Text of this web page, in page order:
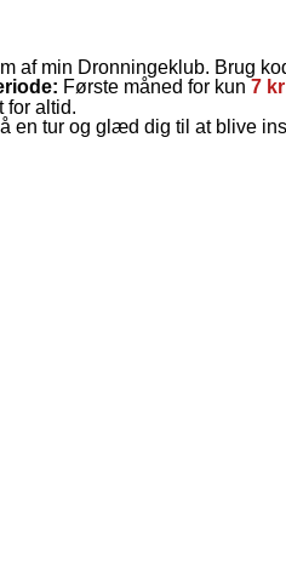
af min Dronningeklub. Brug
Første måned for kun 7 kr
for altid.
en tur og glæd dig til at blive